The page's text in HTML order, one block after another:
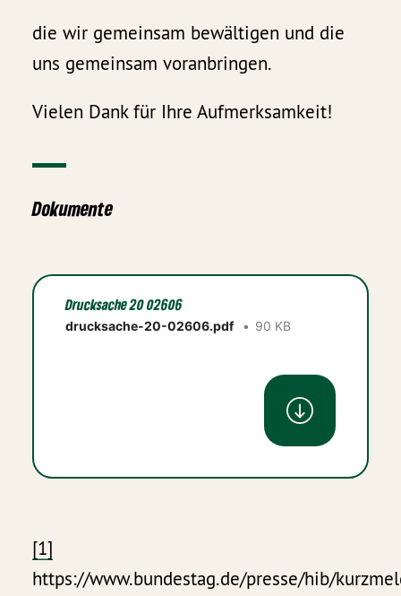
die wir gemeinsam bewältigen und die
uns gemeinsam voranbringen.
Vielen Dank für Ihre Aufmerksamkeit!
Dokumente
Drucksache 20 02606
drucksache-20-02606.pdf 90 KB
[1]
https://www.bundestag.de/presse/hib/